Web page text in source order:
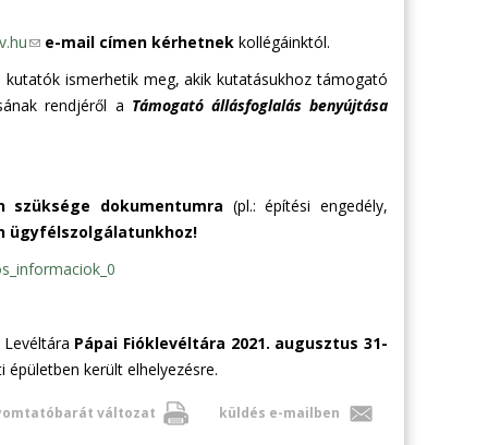
(
i
e
n
s
m
a
i
e-mail címen kérhetnekkollégáinktól.
ismerhetik meg, akik kutatásukhoz támogató
rendjéről a Támogató állásfoglalás benyújtása
szüksége dokumentumra (pl.: építési engedély,
ügyfélszolgálatunkhoz!
Pápai Fióklevéltára 2021. augusztus 31-
került elhelyezésre.
változat küldés e-mailben